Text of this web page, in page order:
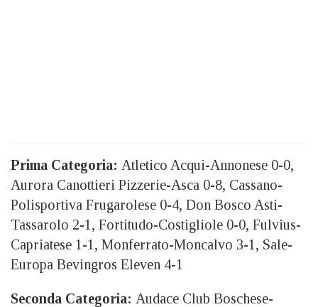
Prima Categoria: Atletico Acqui-Annonese 0-0,
Aurora Canottieri Pizzerie-Asca 0-8, Cassano-
Polisportiva Frugarolese 0-4, Don Bosco Asti-
Tassarolo 2-1, Fortitudo-Costigliole 0-0, Fulvius-
Capriatese 1-1, Monferrato-Moncalvo 3-1, Sale-
Europa Bevingros Eleven 4-1
Seconda Categoria: Audace Club Boschese-